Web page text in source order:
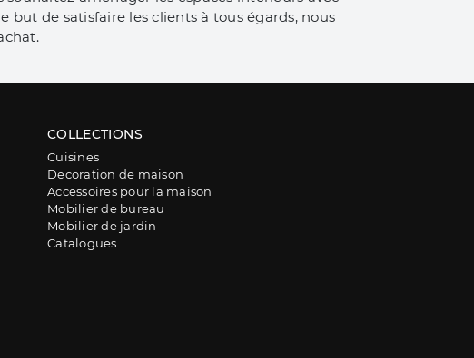
but de satisfaire les clients à tous égards, nous
COLLECTIONS
Cuisines
Decoration de maison
Accessoires pour la maison
Mobilier de bureau
Mobilier de jardin
Catalogues